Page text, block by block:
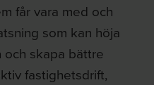
får vara med och
som kan höja
skapa bättre
fastighetsdrift,